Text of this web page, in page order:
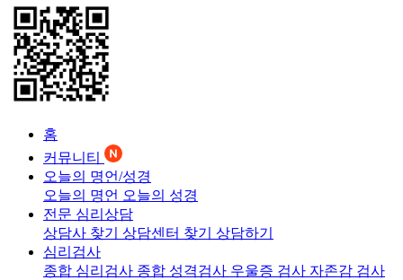
홈
커뮤니티
오늘의 명언/성경
오늘의 명언 오늘의 성경
전문 심리상담
상담사 찾기 상담센터 찾기 상담하기
심리검사
종합 심리검사 종합 성격검사 우울증 검사 자존감 검사